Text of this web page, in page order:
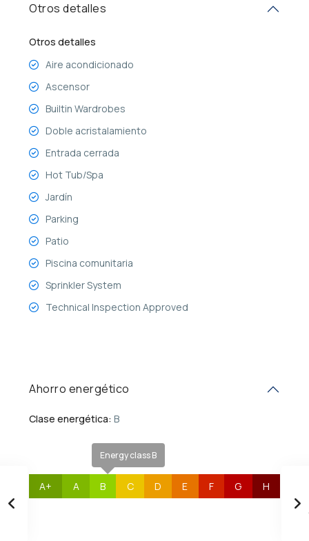
Otros detalles
Otros detalles
Aire acondicionado
Ascensor
Builtin Wardrobes
Doble acristalamiento
Entrada cerrada
Hot Tub/Spa
Jardín
Parking
Patio
Piscina comunitaria
Sprinkler System
Technical Inspection Approved
Ahorro energético
Clase energética: B
A+ A
Energy class B
B C D E F G H